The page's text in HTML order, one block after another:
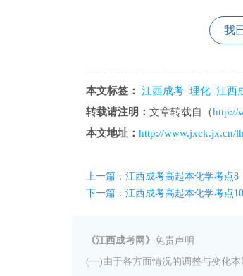
我
本文标签： 江西成考 理化 江西
转载请注明： 文章转载自（http://
本文地址： http://www.jxck.jx.cn/
上一篇：江西成考高起本化学考点8
下一篇：江西成考高起本化学考点10
《江西成考网》 免责声明
(一)由于各方面情况的调整与变化